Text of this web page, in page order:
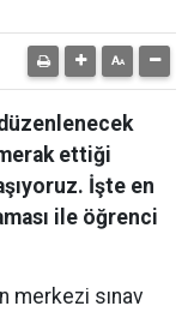
ettiği
İşte en
ile öğrenci
merkezi sınav